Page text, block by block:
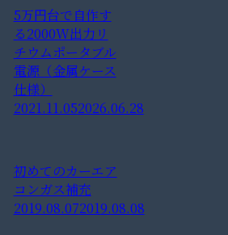
5万円台で自作す
る2000W出力リ
チウムポータブル
電源（金属ケース
仕様）
2021.11.052026.06.28
初めてのカーエア
コンガス補充
2019.08.072019.08.08